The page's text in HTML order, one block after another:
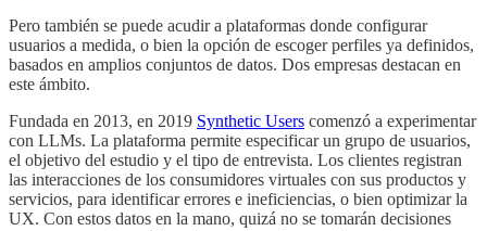
Pero también se puede acudir a plataformas donde configurar
usuarios a medida, o bien la opción de escoger perfiles ya definidos,
basados en amplios conjuntos de datos. Dos empresas destacan en
este ámbito.
Fundada en 2013, en 2019 Synthetic Users comenzó a experimentar
con LLMs. La plataforma permite especificar un grupo de usuarios,
el objetivo del estudio y el tipo de entrevista. Los clientes registran
las interacciones de los consumidores virtuales con sus productos y
servicios, para identificar errores e ineficiencias, o bien optimizar la
UX. Con estos datos en la mano, quizá no se tomarán decisiones